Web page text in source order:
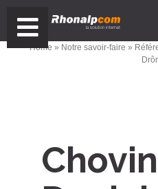
Home » Notre savoir-faire »
Chovin